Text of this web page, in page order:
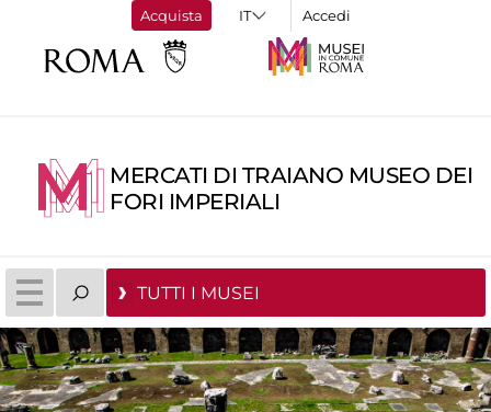
Acquista Accedi
MERCATI DI TRAIANO MUSEO DEI
FORI IMPERIALI
TUTTI I MUSEI